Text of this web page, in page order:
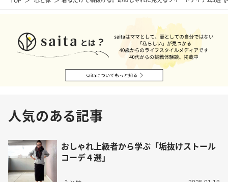
人気のある記事
おしゃれ上級者から学ぶ「垢抜けストール
コーデ４選」